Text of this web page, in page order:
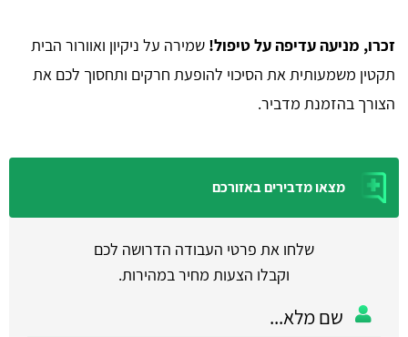
זכרו, מניעה עדיפה על טיפול! שמירה על ניקיון ואוורור הבית
תקטין משמעותית את הסיכוי להופעת חרקים ותחסוך לכם את
הצורך בהזמנת מדביר.
מצאו מדבירים באזורכם
שלחו את פרטי העבודה הדרושה לכם
וקבלו הצעות מחיר במהירות.